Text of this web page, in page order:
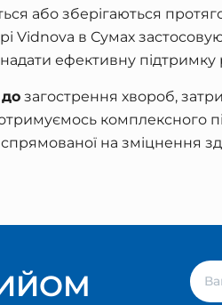
або зберігаються
в Сумах
ефективну підтримку
загострення хвороб,
комплексного
спрямованої на зміцнення